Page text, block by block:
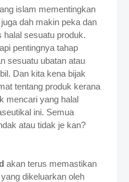
islam mementingkan
dah makin peka dan
halal sesuatu produk.
pentingnya tahap
sesuatu ubatan atau
Dan kita kena bijak
tentang produk kerana
mencari yang halal
ini. Semua
atau tidak je kan?
akan terus memastikan
dikeluarkan oleh